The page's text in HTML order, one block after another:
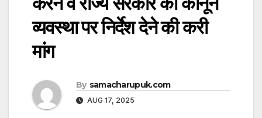
व्यवस्था पर निर्देश देने की करी
मांग
By samacharupuk.com
AUG 17, 2025